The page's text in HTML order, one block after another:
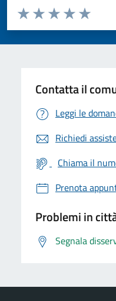
Valuta da 1 a 5 stelle la pagina
Valuta 5
Valuta 4
Valuta 3 stelle
Valuta 2 stelle su 5
Valuta 1 stelle su 5
Contatta il
Leggi le
Richiedi
Chiama il
Prenota
Problemi in
Segnala